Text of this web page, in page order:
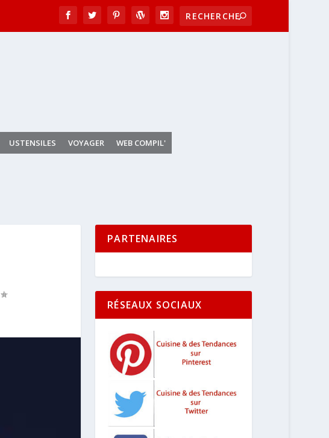
USTENSILES VOYAGER WEB COMPIL'
PARTENAIRES
RÉSEAUX SOCIAUX